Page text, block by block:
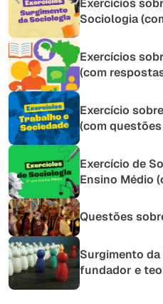
Sociologia
Exercícios
(com
Exercício
(com
Exercício de
Ensino Médio
Questões
Surgimento
fundador e